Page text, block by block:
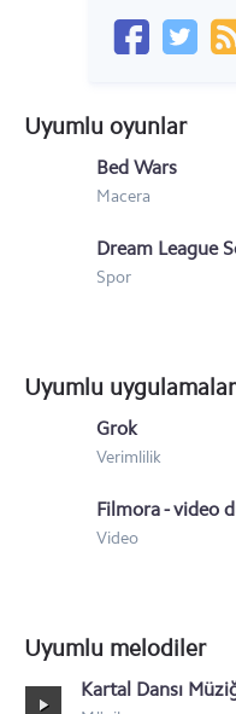
Motorola Razr (2019)
Motorola Moto X
Motorola RAZR i
Motorola RAZR M
Motorola Motoluxe XT615
Motorola Defy Mini XT320
Motorola XT532
Motorola Nexus 6
Uyumlu oyunlar
Bed Wars
Macera
Dream League
Spor
Uyumlu uygulamalar
Grok
Verimlilik
Filmora - video
Video
Uyumlu melodiler
Kartal Dansı